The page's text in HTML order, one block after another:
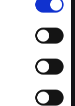
Ihrem
Fähigkeit, an
erheblich
störend
für wichtige